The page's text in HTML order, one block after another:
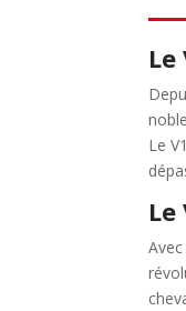
Le